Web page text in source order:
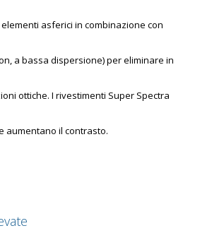
asferici in combinazione con
a bassa dispersione) per eliminare in
ottiche. I rivestimenti Super Spectra
aumentano il contrasto.